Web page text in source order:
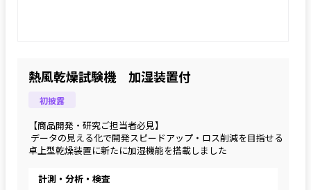
熱風乾燥試験機 加湿装置付
初披露
【商品開発・研究ご担当者必見】
データの見える化で開発スピードアップ・ロス削減を目指せる
卓上型乾燥装置に新たに加湿機能を搭載しました
計測・分析・検査